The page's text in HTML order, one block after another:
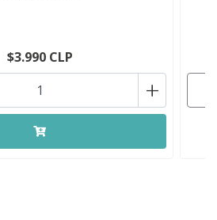
$3.990 CLP
+